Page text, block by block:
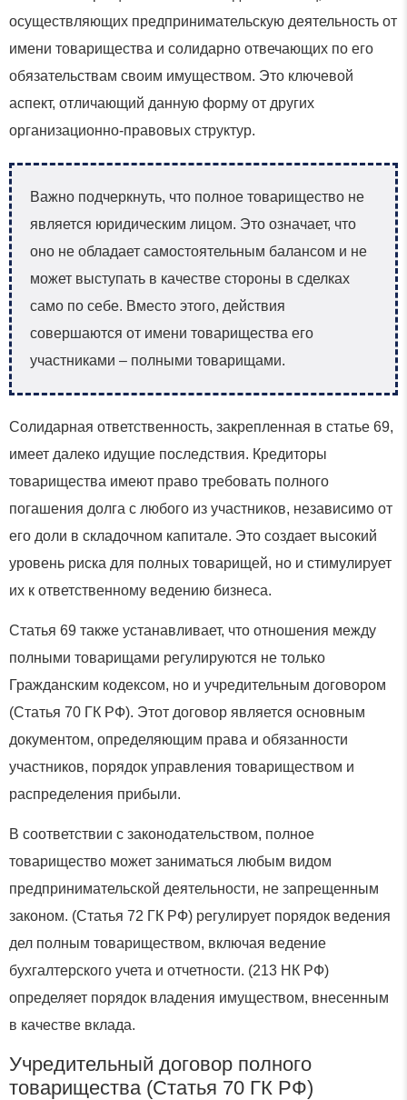
осуществляющих предпринимательскую деятельность от
имени товарищества и солидарно отвечающих по его
обязательствам своим имуществом. Это ключевой
аспект, отличающий данную форму от других
организационно-правовых структур.
Важно подчеркнуть, что полное товарищество не
является юридическим лицом. Это означает, что
оно не обладает самостоятельным балансом и не
может выступать в качестве стороны в сделках
само по себе. Вместо этого, действия
совершаются от имени товарищества его
участниками – полными товарищами.
Солидарная ответственность, закрепленная в статье 69,
имеет далеко идущие последствия. Кредиторы
товарищества имеют право требовать полного
погашения долга с любого из участников, независимо от
его доли в складочном капитале. Это создает высокий
уровень риска для полных товарищей, но и стимулирует
их к ответственному ведению бизнеса.
Статья 69 также устанавливает, что отношения между
полными товарищами регулируются не только
Гражданским кодексом, но и учредительным договором
(Статья 70 ГК РФ). Этот договор является основным
документом, определяющим права и обязанности
участников, порядок управления товариществом и
распределения прибыли.
В соответствии с законодательством, полное
товарищество может заниматься любым видом
предпринимательской деятельности, не запрещенным
законом. (Статья 72 ГК РФ) регулирует порядок ведения
дел полным товариществом, включая ведение
бухгалтерского учета и отчетности. (213 НК РФ)
определяет порядок владения имуществом, внесенным
в качестве вклада.
Учредительный договор полного
товарищества (Статья 70 ГК РФ)